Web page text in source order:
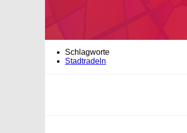
Schlagworte
Stadtradeln